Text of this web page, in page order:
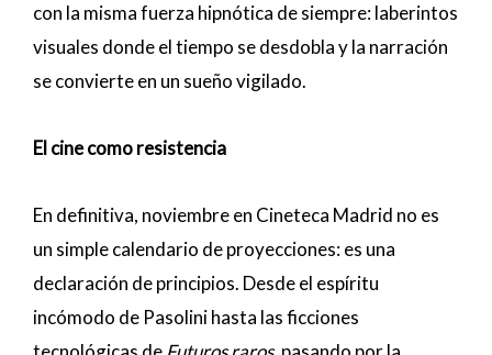
con la misma fuerza hipnótica de siempre: laberintos
visuales donde el tiempo se desdobla y la narración
se convierte en un sueño vigilado.
El cine como resistencia
En definitiva, noviembre en Cineteca Madrid no es
un simple calendario de proyecciones: es una
declaración de principios. Desde el espíritu
incómodo de Pasolini hasta las ficciones